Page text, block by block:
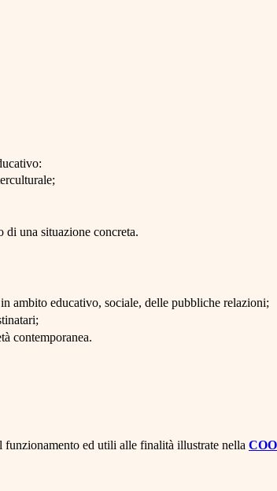
di una situazione concreta.
ambito educativo, sociale, delle pubbliche relazioni;
contemporanea.
ed utili alle finalità illustrate nella